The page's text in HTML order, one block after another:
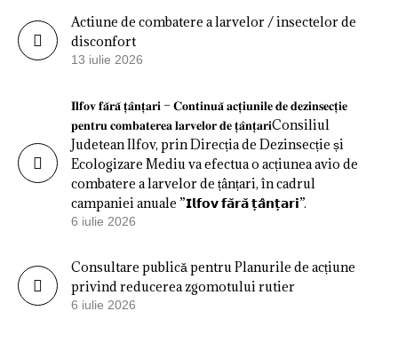
Actiune de combatere a larvelor / insectelor de
disconfort
13 iulie 2026
𝐈𝐥𝐟𝐨𝐯 𝐟𝐚̆𝐫𝐚̆ 𝐭̦𝐚̂𝐧𝐭̦𝐚𝐫𝐢 – 𝐂𝐨𝐧𝐭𝐢𝐧𝐮𝐚̆ 𝐚𝐜𝐭̦𝐢𝐮𝐧𝐢𝐥𝐞 𝐝𝐞 𝐝𝐞𝐳𝐢𝐧𝐬𝐞𝐜𝐭̦𝐢𝐞
𝐩𝐞𝐧𝐭𝐫𝐮 𝐜𝐨𝐦𝐛𝐚𝐭𝐞𝐫𝐞𝐚 𝐥𝐚𝐫𝐯𝐞𝐥𝐨𝐫 𝐝𝐞 𝐭̦𝐚̂𝐧𝐭̦𝐚𝐫𝐢Consiliul
Judetean Ilfov, prin Direcția de Dezinsecție și
Ecologizare Mediu va efectua o acțiunea avio de
combatere a larvelor de țânțari, în cadrul
campaniei anuale ”𝗜𝗹𝗳𝗼𝘃 𝗳𝗮̆𝗿𝗮̆ 𝘁̦𝗮̂𝗻𝘁̦𝗮𝗿𝗶”.
6 iulie 2026
Consultare publică pentru Planurile de acțiune
privind reducerea zgomotului rutier
6 iulie 2026